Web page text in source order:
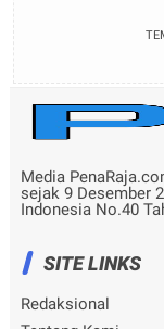
Media
sejak 9 Desember
Indonesia No.40
SITE LINKS
Redaksional